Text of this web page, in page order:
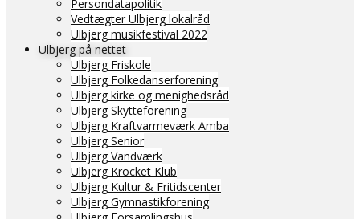
Persondatapolitik
Vedtægter Ulbjerg lokalråd
Ulbjerg musikfestival 2022
Ulbjerg på nettet
Ulbjerg Friskole
Ulbjerg Folkedanserforening
Ulbjerg kirke og menighedsråd
Ulbjerg Skytteforening
Ulbjerg Kraftvarmeværk Amba
Ulbjerg Senior
Ulbjerg Vandværk
Ulbjerg Krocket Klub
Ulbjerg Kultur & Fritidscenter
Ulbjerg Gymnastikforening